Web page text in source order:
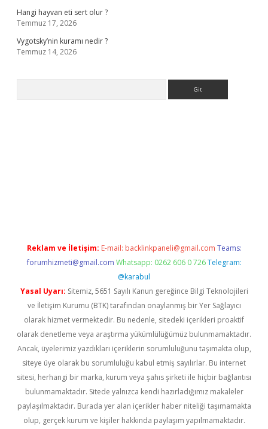
Hangi hayvan eti sert olur ?
Temmuz 17, 2026
Vygotsky’nin kuramı nedir ?
Temmuz 14, 2026
Reklam ve İletişim: E-mail: backlinkpaneli@gmail.com Teams:
forumhizmeti@gmail.com Whatsapp: 0262 606 0 726 Telegram:
@karabul
Yasal Uyarı: Sitemiz, 5651 Sayılı Kanun gereğince Bilgi Teknolojileri
ve İletişim Kurumu (BTK) tarafından onaylanmış bir Yer Sağlayıcı
olarak hizmet vermektedir. Bu nedenle, sitedeki içerikleri proaktif
olarak denetleme veya araştırma yükümlülüğümüz bulunmamaktadır.
Ancak, üyelerimiz yazdıkları içeriklerin sorumluluğunu taşımakta olup,
siteye üye olarak bu sorumluluğu kabul etmiş sayılırlar. Bu internet
sitesi, herhangi bir marka, kurum veya şahıs şirketi ile hiçbir bağlantısı
bulunmamaktadır. Sitede yalnızca kendi hazırladığımız makaleler
paylaşılmaktadır. Burada yer alan içerikler haber niteliği taşımamakta
olup, gerçek kurum ve kişiler hakkında paylaşım yapılmamaktadır.